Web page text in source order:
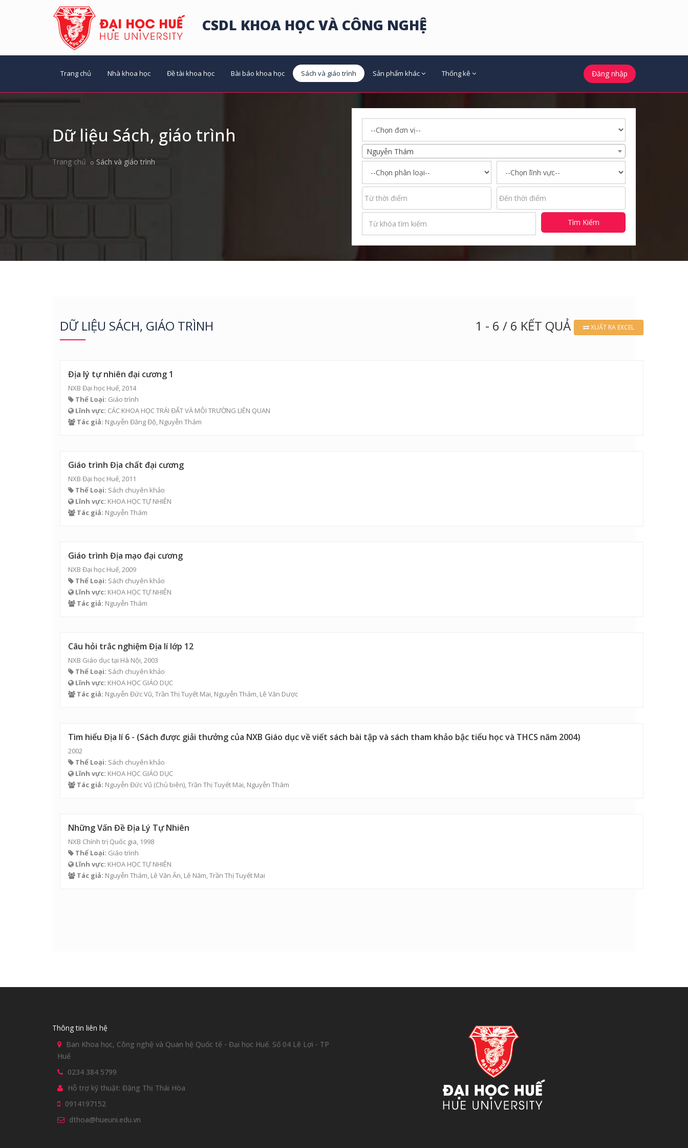
CSDL KHOA HỌC VÀ CÔNG NGHỆ
Trang chủ Nhà khoa học Đề tài khoa học Bài báo khoa học Sách và giáo trình Sản phẩm khác Thống kê Đăng nhập
Dữ liệu Sách, giáo trình
Trang chủ Sách và giáo trình
Nguyễn Thám
Tìm Kiếm
DỮ LIỆU SÁCH, GIÁO TRÌNH 1 - 6 / 6 KẾT QUẢ XUẤT RA EXCEL
Địa lý tự nhiên đại cương 1
NXB Đại học Huế, 2014
Thể Loại: Giáo trình
Lĩnh vực: CÁC KHOA HỌC TRÁI ĐẤT VÀ MÔI TRƯỜNG LIÊN QUAN
Tác giả: Nguyễn Đăng Độ, Nguyễn Thám
Giáo trình Địa chất đại cương
NXB Đại học Huế, 2011
Thể Loại: Sách chuyên khảo
Lĩnh vực: KHOA HỌC TỰ NHIÊN
Tác giả: Nguyễn Thám
Giáo trình Địa mạo đại cương
NXB Đại học Huế, 2009
Thể Loại: Sách chuyên khảo
Lĩnh vực: KHOA HỌC TỰ NHIÊN
Tác giả: Nguyễn Thám
Câu hỏi trắc nghiệm Địa lí lớp 12
NXB Giáo dục tại Hà Nội, 2003
Thể Loại: Sách chuyên khảo
Lĩnh vực: KHOA HỌC GIÁO DỤC
Tác giả: Nguyễn Đức Vũ,Trần Thị Tuyết Mai, Nguyễn Thám, Lê Văn Dược
Tìm hiểu Địa lí 6 - (Sách được giải thưởng của NXB Giáo dục về viết sách bài tập và sách tham khảo bậc tiểu học và THCS năm 2004)
2002
Thể Loại: Sách chuyên khảo
Lĩnh vực: KHOA HỌC GIÁO DỤC
Tác giả: Nguyễn Đức Vũ (Chủ biên),Trần Thị Tuyết Mai, Nguyễn Thám
Những Vấn Đề Địa Lý Tự Nhiên
NXB Chính trị Quốc gia, 1998
Thể Loại: Giáo trình
Lĩnh vực: KHOA HỌC TỰ NHIÊN
Tác giả: Nguyễn Thám, Lê Văn Ân, Lê Năm,Trần Thị Tuyết Mai
Thông tin liên hệ
Ban Khoa học, Công nghệ và Quan hệ Quốc tế - Đại học Huế. Số 04 Lê Lợi - TP
Huế
0234 384 5799
Hỗ trợ kỹ thuật: Đặng Thị Thái Hòa
0914197152
dthoa@hueuni.edu.vn